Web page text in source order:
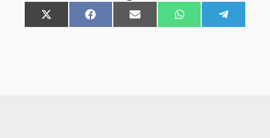
Share
on
X
(Twitter)
Share
on
FacebookShare
on
Email Share
on
WhatsApp
on